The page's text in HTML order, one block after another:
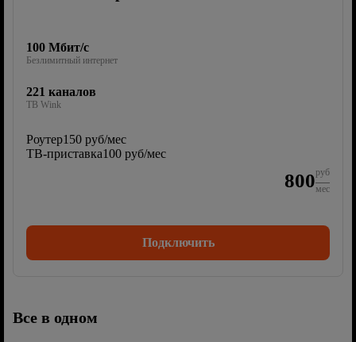
100 Мбит/с
Безлимитный интернет
221 каналов
ТВ Wink
Роутер150 руб/мес
ТВ-приставка100 руб/мес
800руб
мес
Подключить
Все в одном